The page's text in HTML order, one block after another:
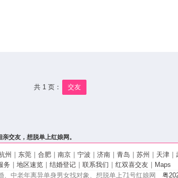
共 1 页： 交友
交友，想脱单上红娘网。
州 东莞 合肥 南京 宁波 济南 青岛 苏州 天津
务 地区速览 结婚登记 联系我们 红双喜交友
Maps
、中老年离异单身男女找对象、想脱单上71号红娘网 粤